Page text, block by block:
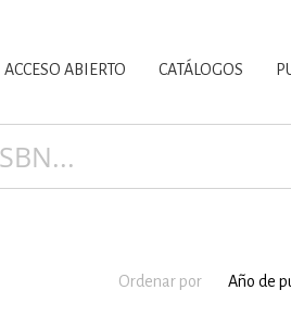
LITERARIOS
ACCESO ABIERTO CATÁLOGOS
Ordenar por